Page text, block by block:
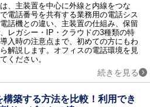
生産管理 / PLM / プロジェクト管理 / 原価管理 / 図面管理（EDM） / PDM / 部品管理（BOM） / 工程管理 / 工事管理 / 温湿度管理システム / CO2排出量管理システム / 商品情報管理システム（PIM） / BOM/BOP生成・変換エンジン
EDI / 在庫管理 / 需要予測 / 購買管理 / 受発注システム / 電子契約システム / 見積査定システム / 病院在庫管理システム（SPD）
物流管理 / 倉庫管理（WMS） / 配送管理システム / ピッキングシステム / 物流代行 / バース管理システム / 送り状発行システム
、主装置を中心に外線と内線をつな
電話番号を共有する業務用の電話シス
話機との違い、主装置の仕組み、保留
レガシー・IP・クラウドの3種類の特
入時の注意点まで、初めての方にもわ
解説します。オフィスの電話環境を見
ください。
続きを見る
築する方法を比較！利用でき